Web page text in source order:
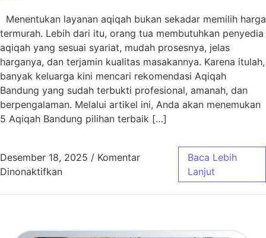
Menentukan layanan aqiqah bukan sekadar memilih harga
termurah. Lebih dari itu, orang tua membutuhkan penyedia
aqiqah yang sesuai syariat, mudah prosesnya, jelas
harganya, dan terjamin kualitas masakannya. Karena itulah,
banyak keluarga kini mencari rekomendasi Aqiqah
Bandung yang sudah terbukti profesional, amanah, dan
berpengalaman. Melalui artikel ini, Anda akan menemukan
5 Aqiqah Bandung pilihan terbaik […]
Desember 18, 2025 / Komentar
Dinonaktifkanpada 5 Aqiqah Bandung Pilihan Terbaik
Baca Lebih
Lanjut